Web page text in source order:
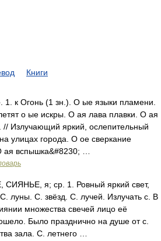
Книги
к Огонь (1 зн.). О ые языки пламени.
о ые искры. О ая лава плавки. О ая
// Излучающий яркий, ослепительный
улицах города. О ое сверкание
ая вспышка&#8230; …
я; ср. 1. Ровный яркий свет,
луны. С. звёзд. С. лучей. Излучать с. В
множества свечей лицо её
Было празднично на душе от с.
зала. С. летнего …